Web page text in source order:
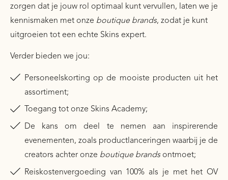
zorgen dat je jouw rol optimaal kunt vervullen, laten we je
kennismaken met onze boutique brands, zodat je kunt
uitgroeien tot een echte Skins expert.
Verder bieden we jou:
Personeelskorting op de mooiste producten uit het
assortiment;
Toegang tot onze Skins Academy;
De kans om deel te nemen aan inspirerende
evenementen, zoals productlanceringen waarbij je de
creators achter onze boutique brandsontmoet;
Reiskostenvergoeding van 100% als je met het OV